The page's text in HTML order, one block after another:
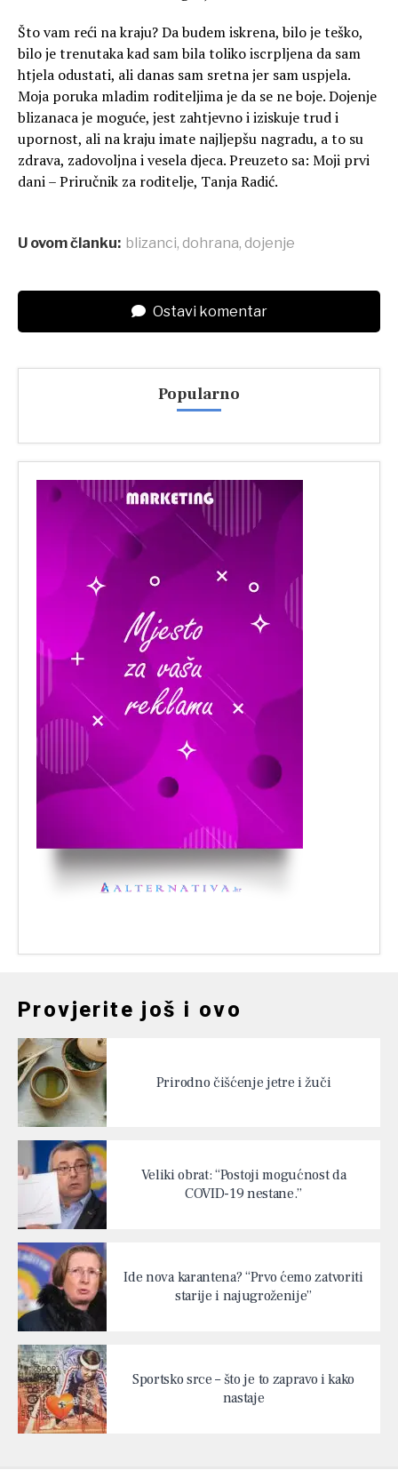
Što vam reći na kraju? Da budem iskrena, bilo je teško,
bilo je trenutaka kad sam bila toliko iscrpljena da sam
htjela odustati, ali danas sam sretna jer sam uspjela.
Moja poruka mladim roditeljima je da se ne boje. Dojenje
blizanaca je moguće, jest zahtjevno i iziskuje trud i
upornost, ali na kraju imate najljepšu nagradu, a to su
zdrava, zadovoljna i vesela djeca. Preuzeto sa: Moji prvi
dani – Priručnik za roditelje, Tanja Radić.
U ovom članku: blizanci, dohrana, dojenje
Ostavi komentar
Popularno
Provjerite još i ovo
Prirodno čišćenje jetre i žuči
Veliki obrat: “Postoji mogućnost da
COVID-19 nestane.”
Ide nova karantena? “Prvo ćemo zatvoriti
starije i najugroženije”
Sportsko srce – što je to zapravo i kako
nastaje